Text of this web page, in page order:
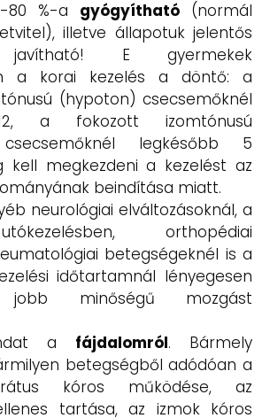
80 %-a gyógyítható (normál
illetve állapotuk jelentős
javítható! E gyermekek
a korai kezelés a döntő: a
(hypoton) csecsemőknél
a fokozott izomtónusú
csecsemőknél legkésőbb 5
kell megkezdeni a kezelést az
beindítása miatt.
neurológiai elváltozásoknál, a
orthopédiai
betegségeknél is a
időtartamnál lényegesen
jobb minőségű mozgást
a fájdalomról. Bármely
betegségből adódóan a
kóros működése, az
tartása, az izmok kóros